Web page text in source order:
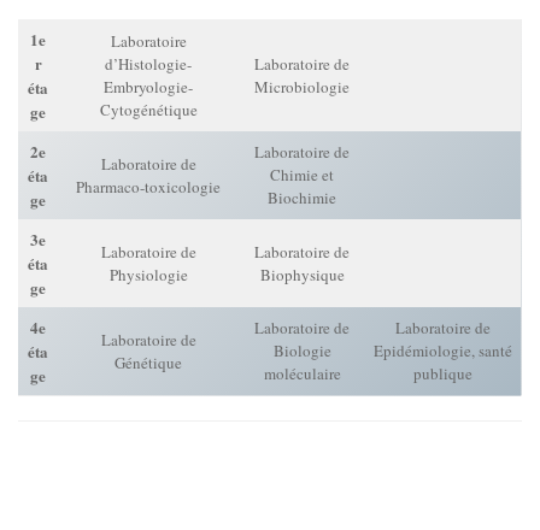
1e
r
éta
ge
Laboratoire
d’Histologie-
Embryologie-
Cytogénétique
Laboratoire de
Microbiologie
2e
éta
ge
Laboratoire de
Pharmaco-toxicologie
Laboratoire de
Chimie et
Biochimie
3e
éta
ge
Laboratoire de
Physiologie
Laboratoire de
Biophysique
4e
éta
ge
Laboratoire de
Génétique
Laboratoire de
Biologie
moléculaire
Laboratoire de
Epidémiologie, santé
publique